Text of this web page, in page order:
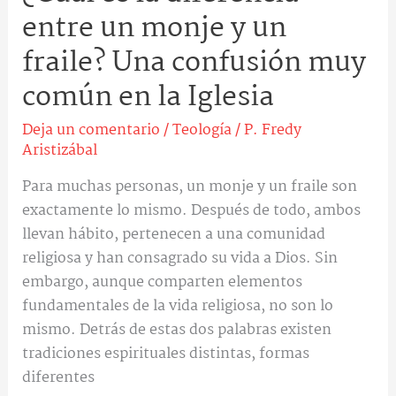
entre un monje y un
fraile? Una confusión muy
común en la Iglesia
Deja un comentario/Teología/P. Fredy
Aristizábal
Para muchas personas, un monje y un fraile son
exactamente lo mismo. Después de todo, ambos
llevan hábito, pertenecen a una comunidad
religiosa y han consagrado su vida a Dios. Sin
embargo, aunque comparten elementos
fundamentales de la vida religiosa, no son lo
mismo. Detrás de estas dos palabras existen
tradiciones espirituales distintas, formas
diferentes